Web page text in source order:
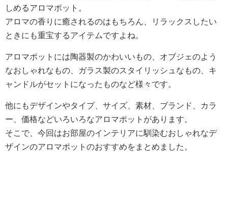
しめるアロマポット。
アロマの香りに癒されるのはもちろん、リラックスしたい
ときにも重宝するアイテムですよね。
アロマポットには陶器製のかわいいもの、オブジェのよう
なおしゃれなもの、ガラス製のスタイリッシュなもの、キ
ャンドルがセットになったものなど様々です。
他にもデザインやタイプ、サイズ、素材、ブランド、カラ
ー、価格などいろいろなアロマポットがあります。
そこで、今回はお部屋のインテリアに馴染むおしゃれなデ
ザインのアロマポットのおすすめをまとめました。